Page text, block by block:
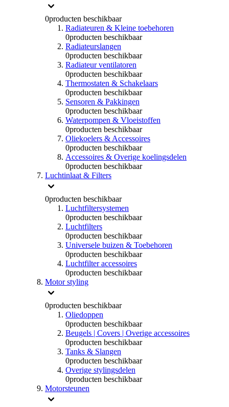
0producten beschikbaar
Radiateuren & Kleine toebehoren
0producten beschikbaar
Radiateurslangen
0producten beschikbaar
Radiateur ventilatoren
0producten beschikbaar
Thermostaten & Schakelaars
0producten beschikbaar
Sensoren & Pakkingen
0producten beschikbaar
Waterpompen & Vloeistoffen
0producten beschikbaar
Oliekoelers & Accessoires
0producten beschikbaar
Accessoires & Overige koelingsdelen
0producten beschikbaar
Luchtinlaat & Filters
0producten beschikbaar
Luchtfiltersystemen
0producten beschikbaar
Luchtfilters
0producten beschikbaar
Universele buizen & Toebehoren
0producten beschikbaar
Luchtfilter accessoires
0producten beschikbaar
Motor styling
0producten beschikbaar
Oliedoppen
0producten beschikbaar
Beugels | Covers | Overige accessoires
0producten beschikbaar
Tanks & Slangen
0producten beschikbaar
Overige stylingsdelen
0producten beschikbaar
Motorsteunen